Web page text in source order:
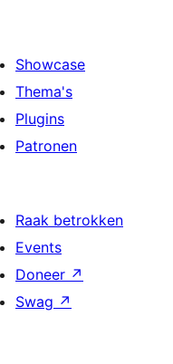
Showcase
Thema's
Plugins
Patronen
Raak betrokken
Events
Doneer ↗
Swag ↗